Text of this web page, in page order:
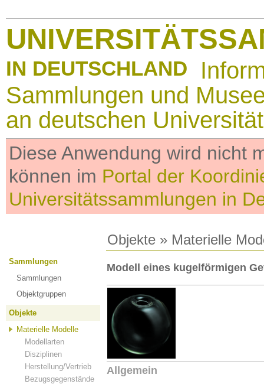
IN DEUTSCHLAND
Sammlungen und
an deutschen
Diese Anwendung wird nicht
können im Portal der
Universitätssammlungen in
Objekte » Materielle
Sammlungen
Sammlungen
Objektgruppen
Objekte
Materielle Modelle
Modellarten
Disziplinen
Herstellung/Vertrieb
Bezugsgegenstände
Modell eines kugelförmigen
Allgemein